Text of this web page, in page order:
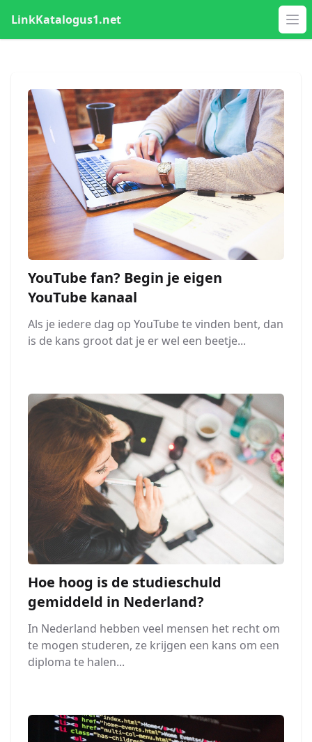
LinkKatalogus1.net
YouTube fan? Begin je eigen
YouTube kanaal
Als je iedere dag op YouTube te vinden bent, dan
is de kans groot dat je er wel een beetje...
Hoe hoog is de studieschuld
gemiddeld in Nederland?
In Nederland hebben veel mensen het recht om
te mogen studeren, ze krijgen een kans om een
diploma te halen...